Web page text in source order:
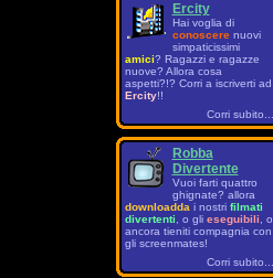
Ercity
Hai voglia di
conoscerenuovi
simpaticissimi
amici? Ragazzi e ragazze
nuove? Allora cosa
aspetti?!? Corri a iscriverti ad
Ercity!!
Corri subito...
Robba
Divertente
Vuoi farti quattro
ghignate? allora
downloadda i nostri filmati
divertenti , o gli eseguibili , o
ancora tieniti compagnia con
gli screenmates!
Corri subito...